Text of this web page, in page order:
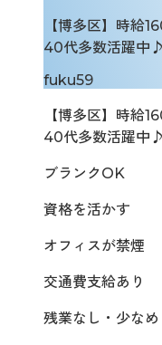
【博多区】時給
40代多数活躍中
fuku59
【博多区】時給
40代多数活躍中
ブランクOK
資格を活かす
オフィスが禁煙
交通費支給あり
残業なし・少なめ